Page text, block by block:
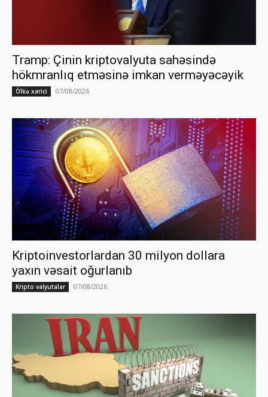
Tramp: Çinin kriptovalyuta sahəsində
hökmranlıq etməsinə imkan verməyəcəyik
Ölkə xarici 07/08/2026
Kriptoinvestorlardan 30 milyon dollara
yaxın vəsait oğurlanıb
Kripto valyutalar 07/08/2026